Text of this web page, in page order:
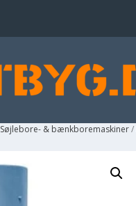
Søjlebore- & bænkboremaskiner/